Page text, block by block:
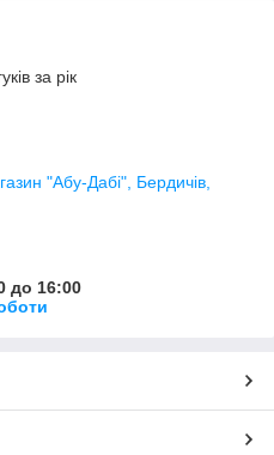
за рік
"Абу-Дабі", Бердичів,
до 16:00